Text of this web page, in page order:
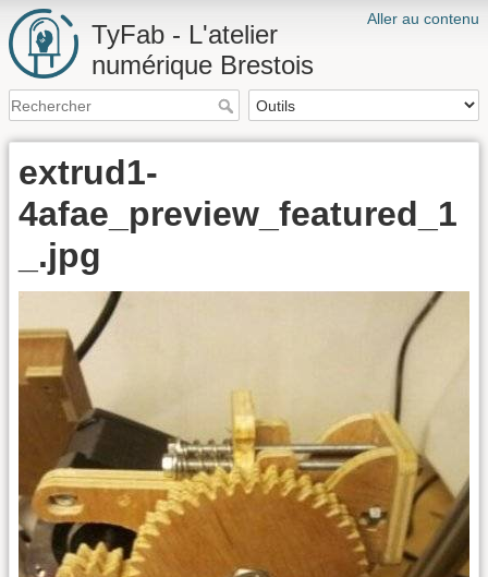
Aller au contenu
TyFab - L'atelier
numérique Brestois
extrud1-
4afae_preview_featured_1
_.jpg